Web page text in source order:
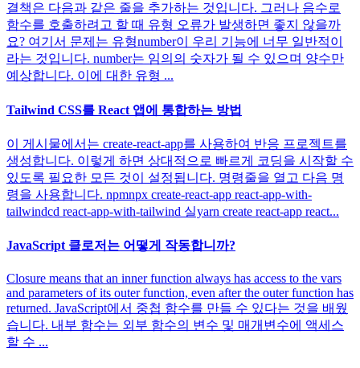
결책은 다음과 같은 줄을 추가하는 것입니다. 그러나 음수로
함수를 호출하려고 할 때 유형 오류가 발생하면 좋지 않을까
요? 여기서 문제는 유형number이 우리 기능에 너무 일반적이
라는 것입니다. number는 임의의 숫자가 될 수 있으며 양수만
예상합니다. 이에 대한 유형 ...
Tailwind CSS를 React 앱에 통합하는 방법
이 게시물에서는 create-react-app를 사용하여 반응 프로젝트를
생성합니다. 이렇게 하면 상대적으로 빠르게 코딩을 시작할 수
있도록 필요한 모든 것이 설정됩니다. 명령줄을 열고 다음 명
령을 사용합니다. npmnpx create-react-app react-app-with-
tailwindcd react-app-with-tailwind 실yarn create react-app react...
JavaScript 클로저는 어떻게 작동합니까?
Closure means that an inner function always has access to the vars
and parameters of its outer function, even after the outer function has
returned. JavaScript에서 중첩 함수를 만들 수 있다는 것을 배웠
습니다. 내부 함수는 외부 함수의 변수 및 매개변수에 액세스
할 수 ...